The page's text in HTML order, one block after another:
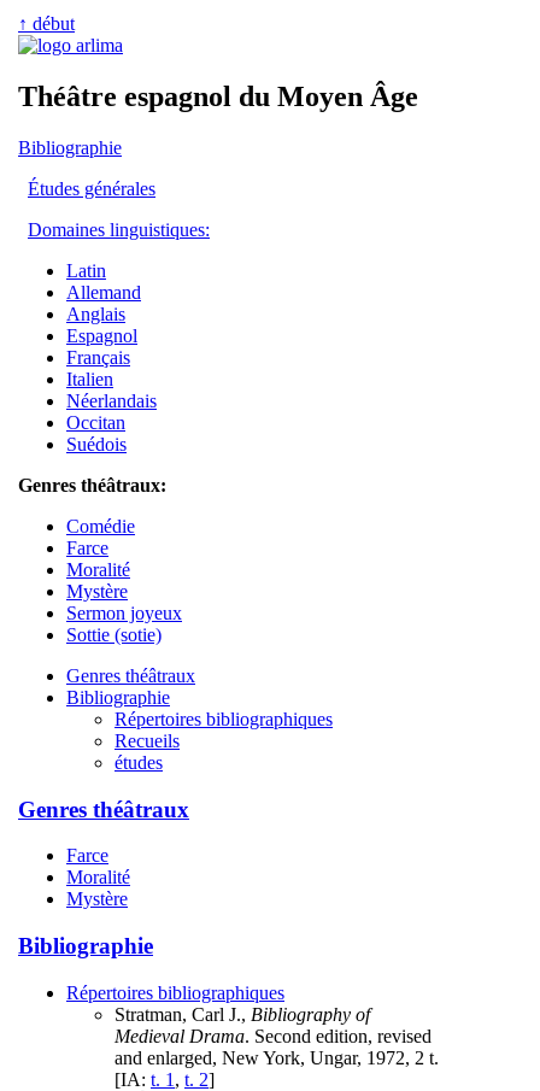
↑ début
Théâtre espagnol du Moyen Âge
Bibliographie
Études générales
Domaines linguistiques:
Latin
Allemand
Anglais
Espagnol
Français
Italien
Néerlandais
Occitan
Suédois
Genres théâtraux:
Comédie
Farce
Moralité
Mystère
Sermon joyeux
Sottie (sotie)
Genres théâtraux
Bibliographie
Répertoires bibliographiques
Recueils
études
Genres théâtraux
Farce
Moralité
Mystère
Bibliographie
Répertoires bibliographiques
Stratman, Carl J., Bibliography of
Medieval Drama. Second edition, revised
and enlarged, New York, Ungar, 1972, 2 t.
[IA: t. 1 , t. 2]